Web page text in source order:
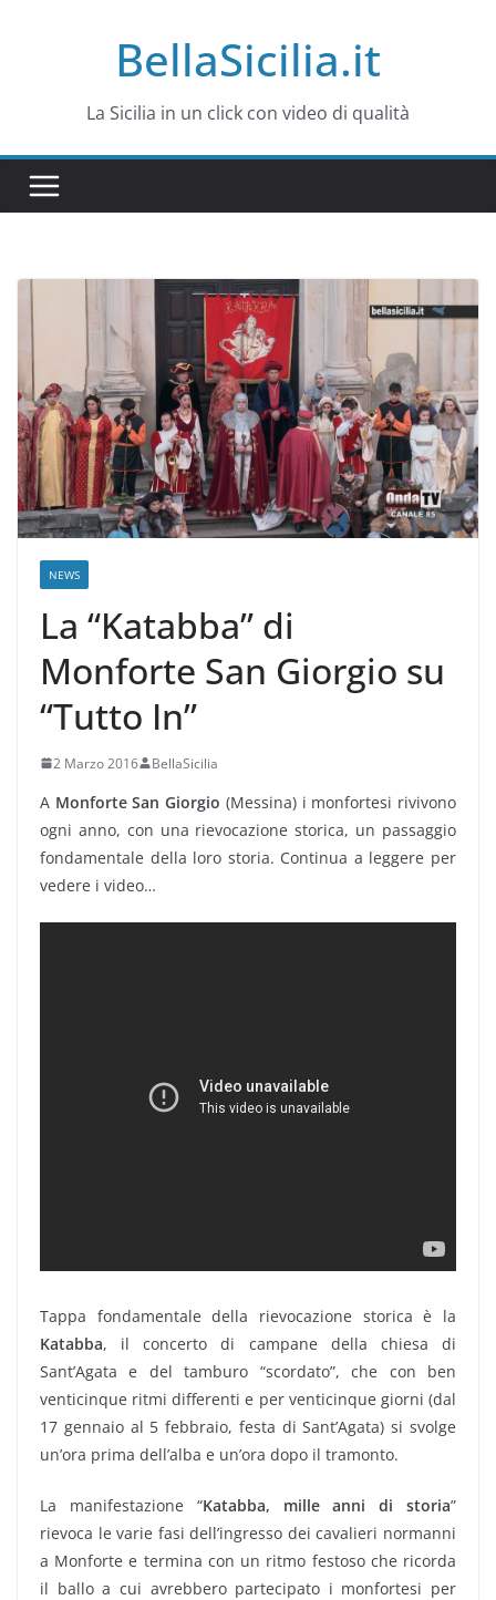
BellaSicilia.it
La Sicilia in un click con video di qualità
NEWS
La “Katabba” di
Monforte San Giorgio su
“Tutto In”
2 Marzo 2016 BellaSicilia
A Monforte San Giorgio (Messina) i monfortesi rivivono
ogni anno, con una rievocazione storica, un passaggio
fondamentale della loro storia. Continua a leggere per
vedere i video…
Tappa fondamentale della rievocazione storica è la
Katabba, il concerto di campane della chiesa di
Sant’Agata e del tamburo “scordato”, che con ben
venticinque ritmi differenti e per venticinque giorni (dal
17 gennaio al 5 febbraio, festa di Sant’Agata) si svolge
un’ora prima dell’alba e un’ora dopo il tramonto.
La manifestazione “Katabba, mille anni di storia”
rievoca le varie fasi dell’ingresso dei cavalieri normanni
a Monforte e termina con un ritmo festoso che ricorda
il ballo a cui avrebbero partecipato i monfortesi per